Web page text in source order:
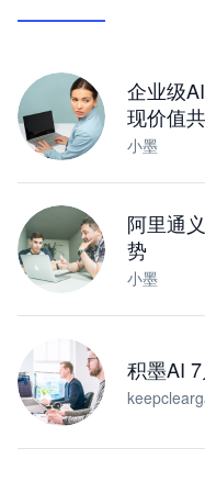
企业级
现价值
小墨
阿里通
势
小墨
积墨AI